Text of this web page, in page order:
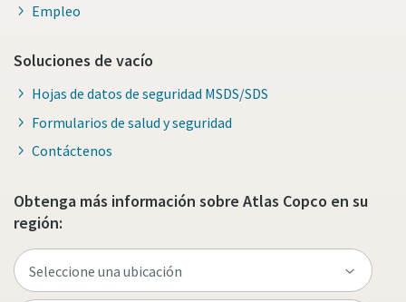
Empleo
Soluciones de vacío
Hojas de datos de seguridad MSDS/SDS
Formularios de salud y seguridad
Contáctenos
Obtenga más información sobre Atlas Copco en su
región: